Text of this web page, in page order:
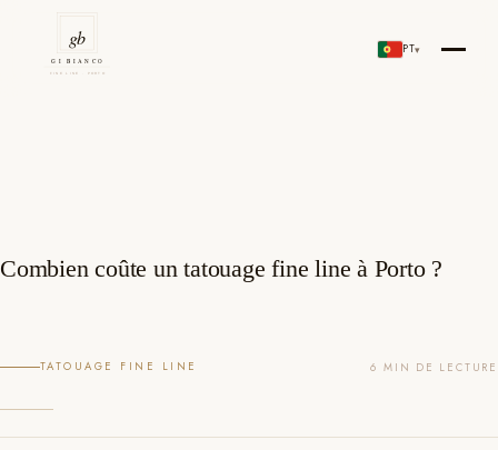
contenu
Gi Bianco Tattoo Porto
PT▾
Combien coûte un tatouage fine line à Porto ?
TATOUAGE FINE LINE 6 MIN DE LECTURE